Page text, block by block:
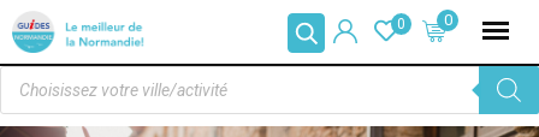
0
0